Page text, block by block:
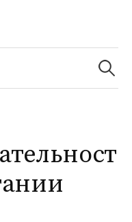
Найти: